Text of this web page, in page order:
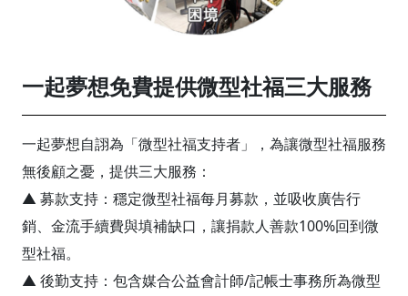
一起夢想免費提供微型社福三大服務
一起夢想自詡為「微型社福支持者」，為讓微型社福服務
無後顧之憂，提供三大服務：
▲ 募款支持：穩定微型社福每月募款，並吸收廣告行
銷、金流手續費與填補缺口，讓捐款人善款100%回到微
型社福。
▲ 後勤支持：包含媒合公益會計師/記帳士事務所為微型